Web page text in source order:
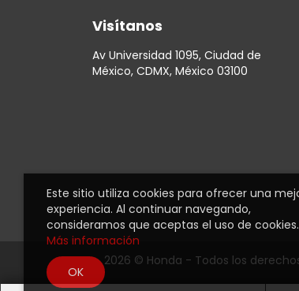
Visítanos
Av Universidad 1095, Ciudad de
México, CDMX, México 03100
2026 © Honda - Todos los
Este sitio utiliza cookies para ofrecer una
experiencia. Al continuar navegando,
consideramos que aceptas el uso de cookies.
Más información
OK